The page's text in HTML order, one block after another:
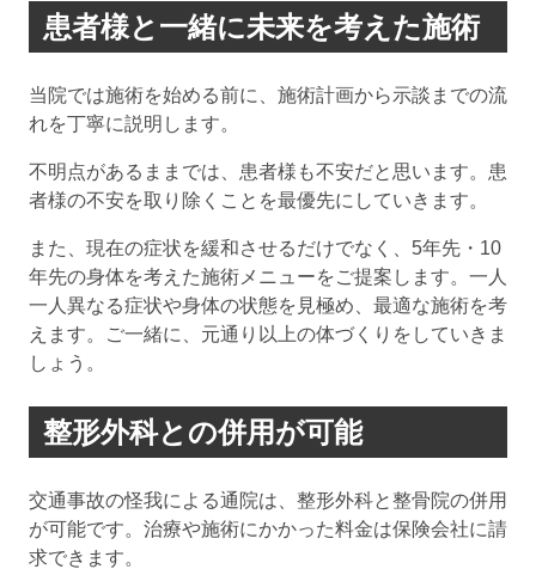
患者様と一緒に未来を考えた施術
当院では施術を始める前に、施術計画から示談までの流
れを丁寧に説明します。
不明点があるままでは、患者様も不安だと思います。患
者様の不安を取り除くことを最優先にしていきます。
また、現在の症状を緩和させるだけでなく、5年先・10
年先の身体を考えた施術メニューをご提案します。一人
一人異なる症状や身体の状態を見極め、最適な施術を考
えます。ご一緒に、元通り以上の体づくりをしていきま
しょう。
整形外科との併用が可能
交通事故の怪我による通院は、整形外科と整骨院の併用
が可能です。治療や施術にかかった料金は保険会社に請
求できます。